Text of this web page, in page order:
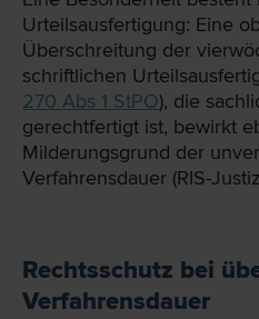
Urteilsausfertigung: Eine
Überschreitung der
schriftlichen
270 Abs 1 StPO), die
gerechtfertigt ist, bewirkt
Milderungsgrund der
Verfahrensdauer (RIS-Justiz
Rechtsschutz bei
Verfahrensdauer